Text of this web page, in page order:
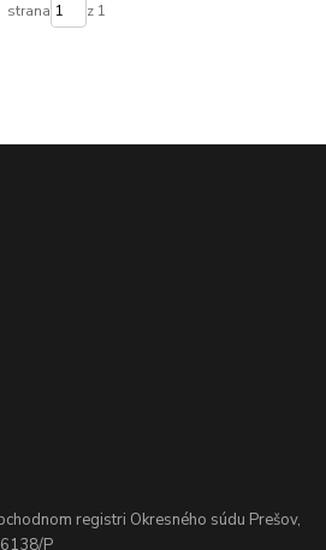
strana z 1
registri Okresného súdu Prešov,
P